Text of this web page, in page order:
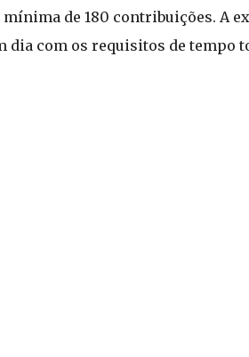
de 180 contribuições. A
dia com os requisitos de tempo